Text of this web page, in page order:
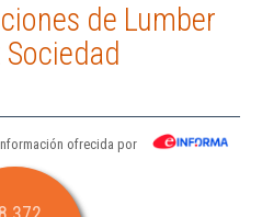
de Lumber
ofrecida por